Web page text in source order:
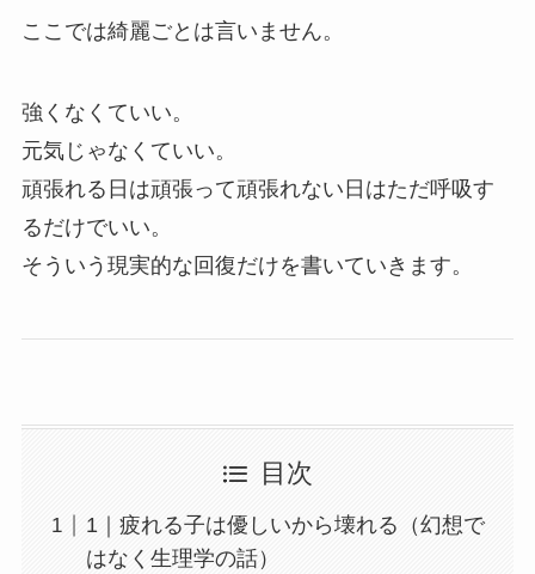
ここでは綺麗ごとは言いません。
強くなくていい。
元気じゃなくていい。
頑張れる日は頑張って頑張れない日はただ呼吸す
るだけでいい。
そういう現実的な回復だけを書いていきます。
目次
1｜疲れる子は優しいから壊れる（幻想で
はなく生理学の話）